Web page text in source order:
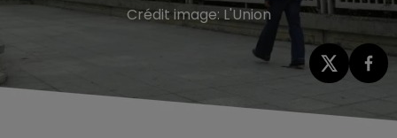
Crédit image: L'Union